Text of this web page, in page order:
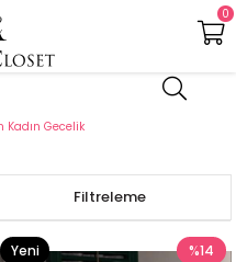
0
Kadın Gecelik
Filtreleme
%14
Yeni